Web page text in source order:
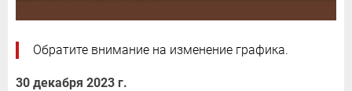
Обратите внимание на изменение графика.
30 декабря 2023 г.